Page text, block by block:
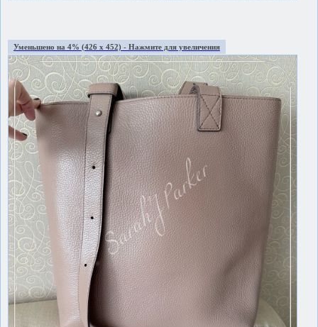
Уменьшено на 4% (426 x 452) - Нажмите для увеличения